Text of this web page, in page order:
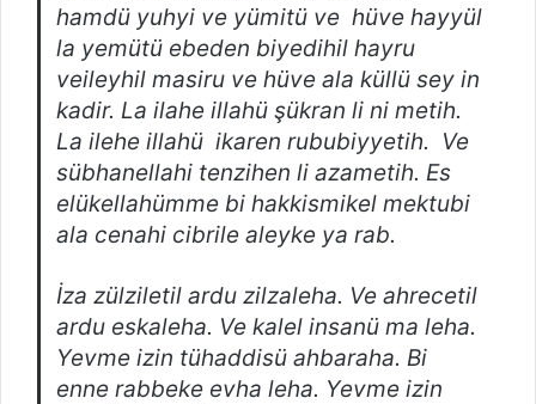
hamdü yuhyi ve yümitü ve hüve hayyül
la yemütü ebeden biyedihil hayru
veileyhil masiru ve hüve ala küllü sey in
kadir. La ilahe illahü şükran li ni metih.
La ilehe illahü ikaren rububiyyetih. Ve
sübhanellahi tenzihen li azametih. Es
elükellahümme bi hakkismikel mektubi
ala cenahi cibrile aleyke ya rab.
İza zülziletil ardu zilzaleha. Ve ahrecetil
ardu eskaleha. Ve kalel insanü ma leha.
Yevme izin tühaddisü ahbaraha. Bi
enne rabbeke evha leha. Yevme izin